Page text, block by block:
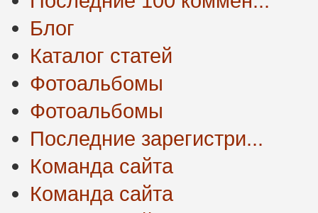
Блог
Каталог статей
Фотоальбомы
Фотоальбомы
Последние зарегистри...
Команда сайта
Команда сайта